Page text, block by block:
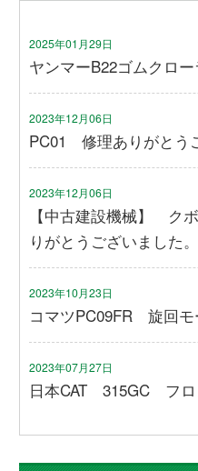
2025年01月29日
ヤンマーB22ゴムクロ
2023年12月06日
PC01 修理ありがとう
2023年12月06日
【中古建設機械】 ク
りがとうございました。
2023年10月23日
コマツPC09FR 旋回
2023年07月27日
日本CAT 315GC フロ